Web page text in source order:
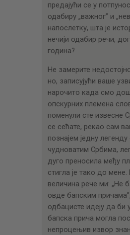
предајући се у
одабиру „важног” и
напослетку, шта је
нечији одабир речи,
година?
Не замерите
но, записујући ваше
нарочито када смо
опскурних племена
поменули сте извесне
се сећате, рекао сам
познајем једну легенду
чудноватим Србима,
дуго преносила међу
стигла је тако до
величина рече ми: „Не
овде бапским
одбацисте идеју да би
бапска прича могла
непроцењив извор